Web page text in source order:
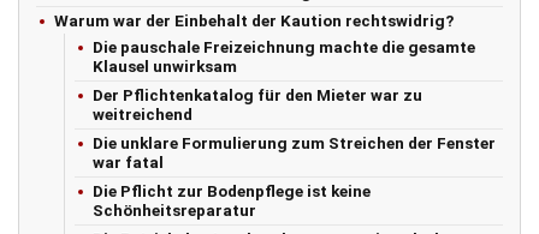
Warum war der Einbehalt der Kaution rechtswidrig?
Die pauschale Freizeichnung machte die gesamte
Klausel unwirksam
Der Pflichtenkatalog für den Mieter war zu
weitreichend
Die unklare Formulierung zum Streichen der Fenster
war fatal
Die Pflicht zur Bodenpflege ist keine
Schönheitsreparatur